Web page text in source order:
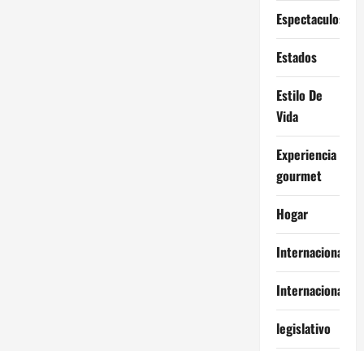
Espectaculos
Estados
Estilo De
Vida
Experiencia
gourmet
Hogar
Internacional
Internacionales
legislativo